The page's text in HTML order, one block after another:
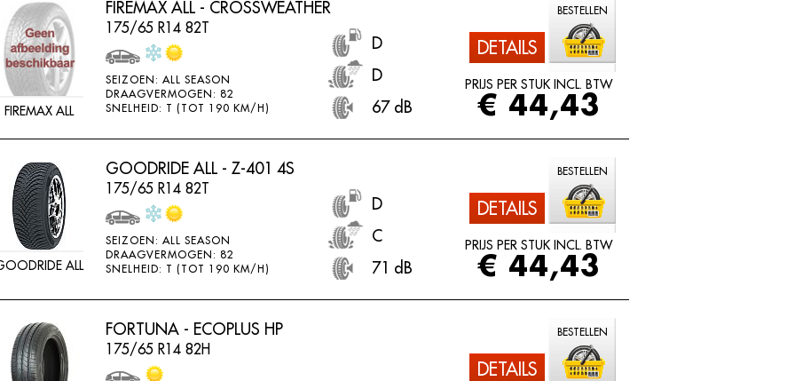
FIREMAX ALL
FIREMAX ALL - CROSSWEATHER
175/65 R14 82T
SEIZOEN: ALL SEASON
DRAAGVERMOGEN: 82
SNELHEID: T (TOT 190 KM/H)
D
D
67 dB
DETAILS
BESTELLEN
PRIJS PER STUK INCL. BTW
€ 44,43
ALL
GOODRIDE ALL - Z-401 4S
175/65 R14 82T
SEIZOEN: ALL SEASON
DRAAGVERMOGEN: 82
SNELHEID: T (TOT 190 KM/H)
D
C
71 dB
DETAILS
BESTELLEN
PRIJS PER STUK INCL. BTW
€ 44,43
FORTUNA - ECOPLUS HP
175/65 R14 82H
DETAILS
BESTELLEN